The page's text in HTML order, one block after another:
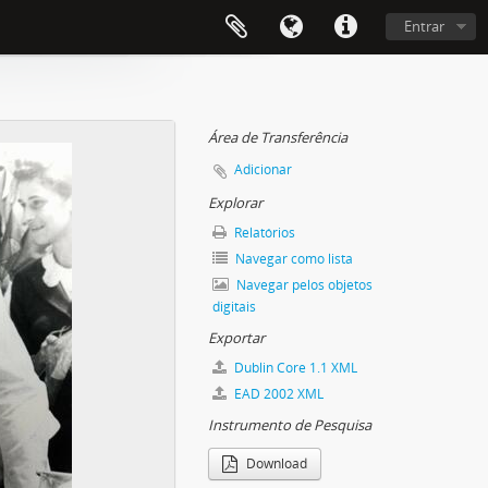
Entrar
Área de Transferência
Adicionar
Explorar
Relatórios
Navegar como lista
Navegar pelos objetos
digitais
Exportar
Dublin Core 1.1 XML
EAD 2002 XML
Instrumento de Pesquisa
Download